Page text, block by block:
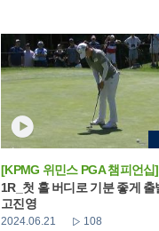
[KPMG 위민스 PGA 챔피언십]
1R_첫 홀 버디로 기분 좋게 출
고진영
2024.06.21 108